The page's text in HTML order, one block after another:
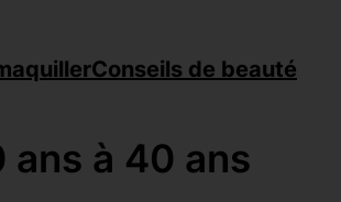
Conseils de beauté
à 40 ans